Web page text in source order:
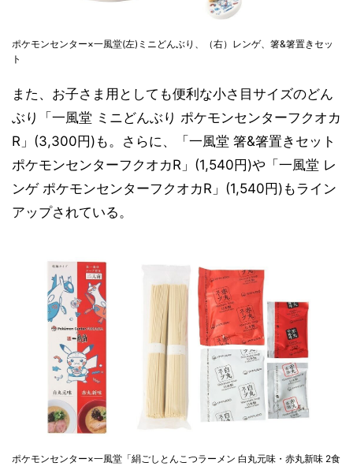
ポケモンセンター×一風堂(左)ミニどんぶり、（右）レンゲ、箸&箸置きセッ
ト
また、お子さま用としても便利な小さ目サイズのどん
ぶり「一風堂 ミニどんぶり ポケモンセンターフクオカ
R」(3,300円)も。さらに、「一風堂 箸&箸置きセット
ポケモンセンターフクオカR」(1,540円)や「一風堂 レ
ンゲ ポケモンセンターフクオカR」(1,540円)もライン
アップされている。
ポケモンセンター×一風堂「絹ごしとんこつラーメン 白丸元味・赤丸新味 2食